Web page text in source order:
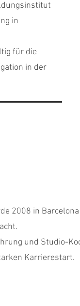
in
für die
in der
2008 in
und Studio-
Karrierestart.